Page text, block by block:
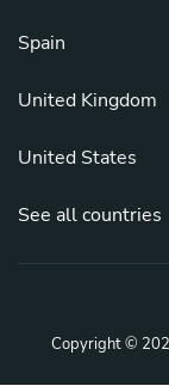
Spain
United Kingdom
United States
See all countries
Copyright ©